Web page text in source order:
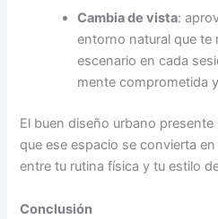
Cambia de vista:
entorno natural que te
escenario en cada
mente comprometida
El buen diseño urbano presente
que ese espacio se convierta
entre tu rutina física y tu estilo
Conclusión